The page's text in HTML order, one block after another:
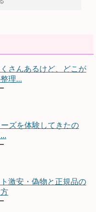
さんあるけど、どこが
理...
ズを体験してきたの
激安・偽物と正規品の